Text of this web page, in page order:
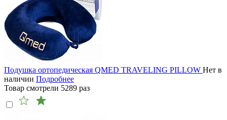
Подушка ортопедическая QMED TRAVELING PILLOW Нет в
наличии Подробнее
Товар смотрели 5289 раз